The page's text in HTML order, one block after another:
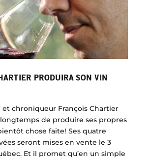
PRODUIRA SON VIN
et chroniqueur François Chartier
de produire ses propres
chose faite! Ses quatre
seront mises en vente le 3
Et il promet qu’en un simple